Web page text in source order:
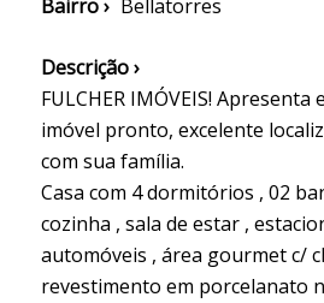
Bairro › Bellatorres
Descrição ›
FULCHER IMÓVEIS! Apresenta
imóvel pronto, excelente
com sua família.
Casa com 4 dormitórios , 02
cozinha , sala de estar ,
automóveis , área gourmet c/
revestimento em porcelanato